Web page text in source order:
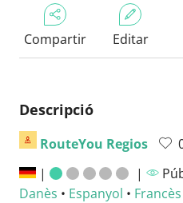
Compartir Editar
Descripció
RouteYou Regios
|
|
Danès • Espanyol • Francès